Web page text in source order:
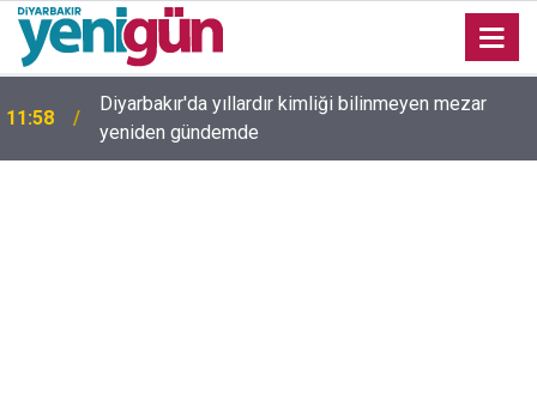
11:58
Diyarbakır'da yıllardır kimliği bilinmeyen mezar
yeniden gündemde